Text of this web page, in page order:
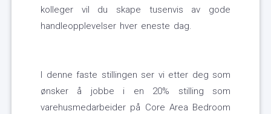
kolleger vil du skape tusenvis av gode
handleopplevelser hver eneste dag.
I denne faste stillingen ser vi etter deg som
ønsker å jobbe i en 20% stilling som
varehusmedarbeider på Core Area Bedroom